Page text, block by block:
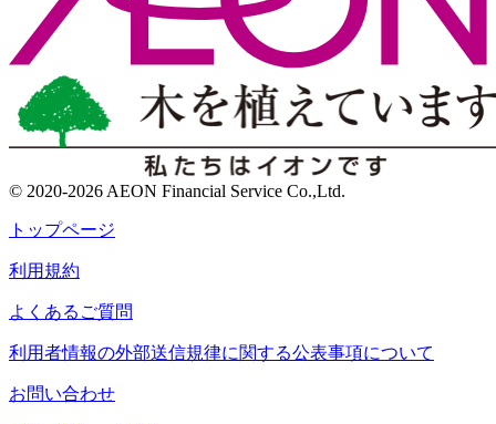
© 2020-2026 AEON Financial Service Co.,Ltd.
トップページ
利用規約
よくあるご質問
利用者情報の外部送信規律に関する公表事項について
お問い合わせ